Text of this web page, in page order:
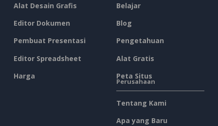
Alat Desain Grafis
Editor Dokumen
Pembuat Presentasi
Editor Spreadsheet
Harga
Belajar
Blog
Pengetahuan
Alat Gratis
Peta Situs
Perusahaan
Tentang Kami
Apa yang Baru